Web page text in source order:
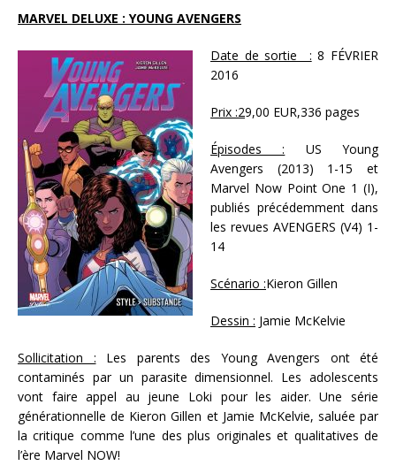
MARVEL DELUXE : YOUNG AVENGERS
Date de sortie : 8 FÉVRIER
2016
Prix :29,00 EUR,336 pages
Épisodes : US Young
Avengers (2013) 1-15 et
Marvel Now Point One 1 (I),
publiés précédemment dans
les revues AVENGERS (V4) 1-
14
Scénario :Kieron Gillen
Dessin : Jamie McKelvie
Sollicitation : Les parents des Young Avengers ont été
contaminés par un parasite dimensionnel. Les adolescents
vont faire appel au jeune Loki pour les aider. Une série
générationnelle de Kieron Gillen et Jamie McKelvie, saluée par
la critique comme l’une des plus originales et qualitatives de
l’ère Marvel NOW!